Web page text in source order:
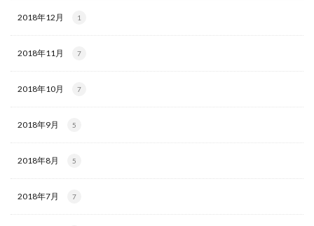
2018年12月 1
2018年11月 7
2018年10月 7
2018年9月 5
2018年8月 5
2018年7月 7